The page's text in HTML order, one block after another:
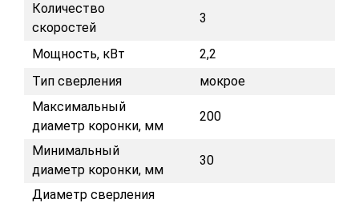
Количество
скоростей
3
Мощность, кВт
2,2
Тип сверления
мокрое
Максимальный
диаметр коронки, мм
200
Минимальный
диаметр коронки, мм
30
Диаметр сверления